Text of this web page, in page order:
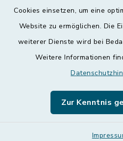
Cookies einsetzen, um eine
Website zu ermöglichen. Die
weiterer Dienste wird bei
Weitere Informationen
Zur Kenntnis
Leichte